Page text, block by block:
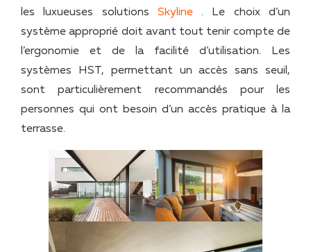
les luxueuses solutions Skyline. Le choix d’un
système approprié doit avant tout tenir compte de
l’ergonomie et de la facilité d’utilisation. Les
systèmes HST, permettant un accès sans seuil,
sont particulièrement recommandés pour les
personnes qui ont besoin d’un accès pratique à la
terrasse.